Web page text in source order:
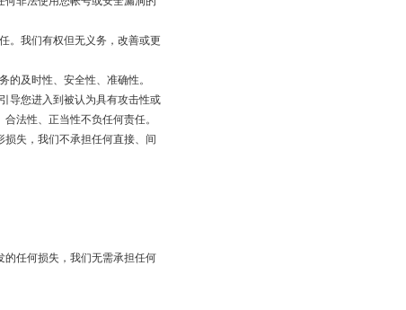
我们有权但无义务，改善或更
及时性、安全性、准确性。
您进入到被认为具有攻击性或
法性、正当性不负任何责任。
失，我们不承担任何直接、间
任何损失，我们无需承担任何